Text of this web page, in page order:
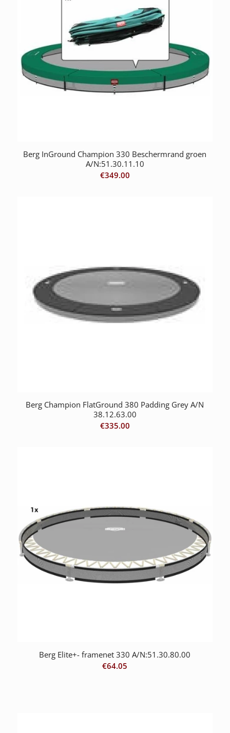
Berg InGround Champion 330 Beschermrand groen
A/N:51.30.11.10
€349.00
Berg Champion FlatGround 380 Padding Grey A/N
38.12.63.00
€335.00
Berg Elite+- framenet 330 A/N:51.30.80.00
€64.05